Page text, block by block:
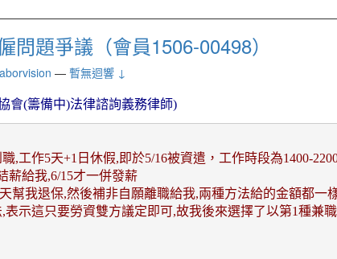
問題爭議（會員1506-00498）
— 暫無迴響 ↓
會(籌備中)法律諮詢義務律師)
,工作5天+1日休假,即於5/16被資遣，工作時段為1400-
薪給我,6/15才一併發薪
幫我退保,然後補非自願離職給我,兩種方法給的金額都一
表示這只要勞資雙方議定即可,故我後來選擇了以第1種兼